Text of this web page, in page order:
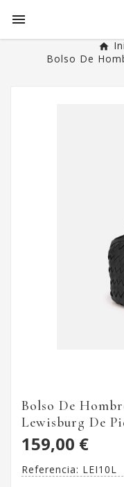

Bolso De
Bolso De
Lewisburg De
159,00 €
Referencia: LEI10L